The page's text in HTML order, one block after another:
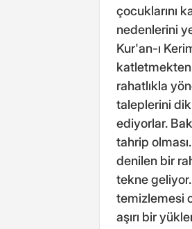
çocuklarını
nedenlerini
Kur'an-ı
rahatlıkla
taleplerini
ediyorlar.
tahrip
denilen bir
tekne
temizlemesi
aşırı bir